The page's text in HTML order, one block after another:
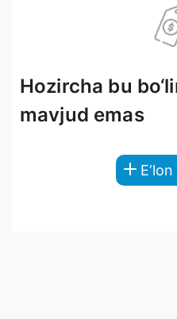
Hozircha bu
mavjud emas